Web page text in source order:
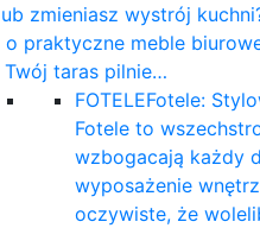
zmieniasz wystrój
o praktyczne meble
Twój taras pilnie…
FOTELEFotele:
Fotele to
wzbogacają każdy
wyposażenie
oczywiste, że